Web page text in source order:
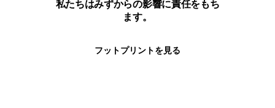
私たちはみずからの影響に責任をもち
ます。
フットプリントを見る